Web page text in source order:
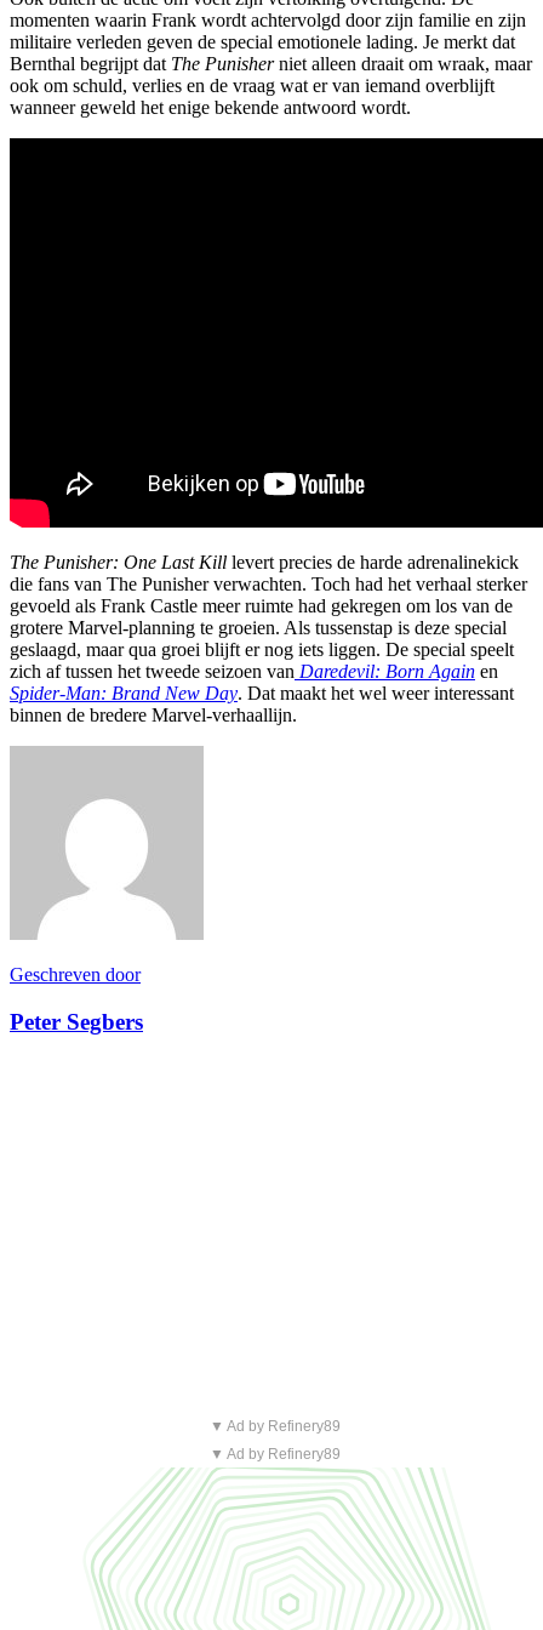
momenten waarin Frank wordt achtervolgd door zijn familie en zijn
militaire verleden geven de special emotionele lading. Je merkt dat
Bernthal begrijpt dat The Punisherniet alleen draait om wraak, maar
ook om schuld, verlies en de vraag wat er van iemand overblijft
wanneer geweld het enige bekende antwoord wordt.
The Punisher: One Last Kill levert precies de harde adrenalinekick
die fans van The Punisher verwachten. Toch had het verhaal sterker
gevoeld als Frank Castle meer ruimte had gekregen om los van de
grotere Marvel-planning te groeien. Als tussenstap is deze special
geslaagd, maar qua groei blijft er nog iets liggen. De special speelt
zich af tussen het tweede seizoen van Daredevil: Born Again en
Spider-Man: Brand New Day. Dat maakt het wel weer interessant
binnen de bredere Marvel-verhaallijn.
Geschreven door
Peter Segbers
▼ Ad by Refinery89
▼ Ad by Refinery89